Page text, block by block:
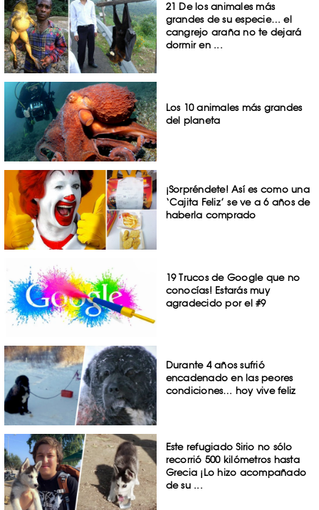
21 De los animales más
grandes de su especie… el
cangrejo araña no te dejará
dormir en ...
Los 10 animales más grandes
del planeta
¡Sorpréndete! Así es como una
‘Cajita Feliz’ se ve a 6 años de
haberla comprado
19 Trucos de Google que no
conocías! Estarás muy
agradecido por el #9
Durante 4 años sufrió
encadenado en las peores
condiciones… hoy vive feliz
Este refugiado Sirio no sólo
recorrió 500 kilómetros hasta
Grecia ¡Lo hizo acompañado
de su ...